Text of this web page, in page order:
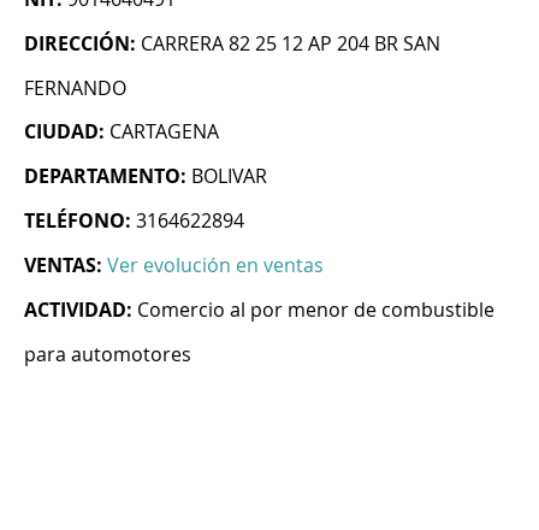
DIRECCIÓN: CARRERA 82 25 12 AP 204 BR SAN
FERNANDO
CIUDAD: CARTAGENA
DEPARTAMENTO: BOLIVAR
TELÉFONO: 3164622894
VENTAS: Ver evolución en ventas
ACTIVIDAD: Comercio al por menor de combustible
para automotores